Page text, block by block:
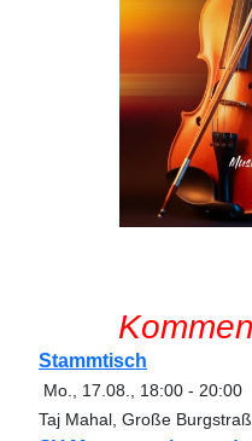
Stammtisch
Mo., 17.08. 18:00 - 20:00
Taj Mahal, Große